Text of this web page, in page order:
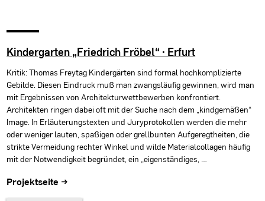
Kindergarten „Friedrich Fröbel“ · Erfurt
Kritik: Thomas Freytag Kindergärten sind formal hochkomplizierte
Gebilde. Diesen Eindruck muß man zwangsläufig gewinnen, wird man
mit Ergebnissen von Architekturwettbewerben konfrontiert.
Architekten ringen dabei oft mit der Suche nach dem „kindgemäßen“
Image. In Erläuterungstexten und Juryprotokollen werden die mehr
oder weniger lauten, spaßigen oder grellbunten Aufgeregtheiten, die
strikte Vermeidung rechter Winkel und wilde Materialcollagen häufig
mit der Notwendigkeit begründet, ein „eigenständiges, …
Projektseite →